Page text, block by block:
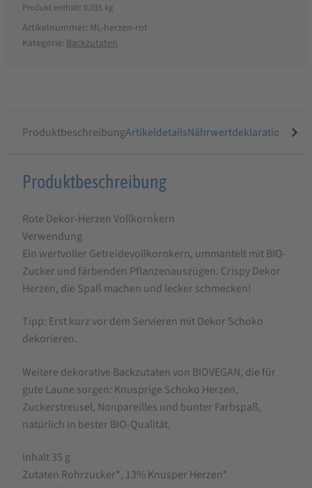
Produkt enthält: 0,035 kg
Artikelnummer: ML-herzen-rot
Kategorie: Backzutaten
ProduktbeschreibungArtikeldetailsNährwertdeklaration
Produktbeschreibung
BioVegan
Rote
Dekor-
Herzen
35
Produktbeschreibung
Rote Dekor-Herzen Vollkornkern
Verwendung
Ein wertvoller Getreidevollkornkern, ummantelt mit BIO-
Zucker und färbenden Pflanzenauszügen. Crispy Dekor
Herzen, die Spaß machen und lecker schmecken!
Tipp: Erst kurz vor dem Servieren mit Dekor Schoko
dekorieren.
Weitere dekorative Backzutaten von BIOVEGAN, die für
gute Laune sorgen: Knusprige Schoko Herzen,
Zuckerstreusel, Nonpareilles und bunter Farbspaß,
natürlich in bester BIO-Qualität.
Inhalt 35 g
Zutaten Rohrzucker*, 13% Knusper Herzen*